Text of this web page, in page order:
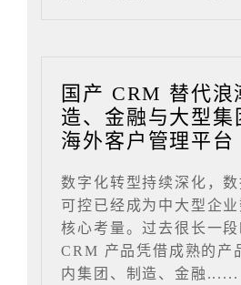
国产 CRM 替代浪
造、金融与大型集
海外客户管理平台
数字化转型持续深化，
可控已经成为中大型企
核心考量。过去很长一
CRM 产品凭借成熟的产
内集团、制造、金融......